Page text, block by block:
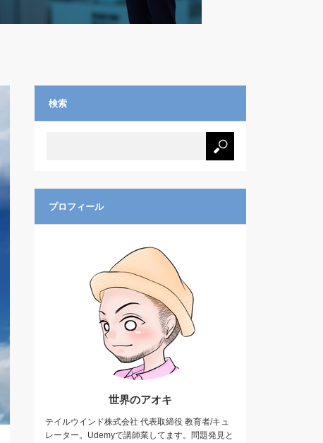
検索
プロフィール
世界のアオキ
テイルウインド株式会社 代表取締役 教育者/キュ
レーター。Udemyで講師業してます。問題発見と